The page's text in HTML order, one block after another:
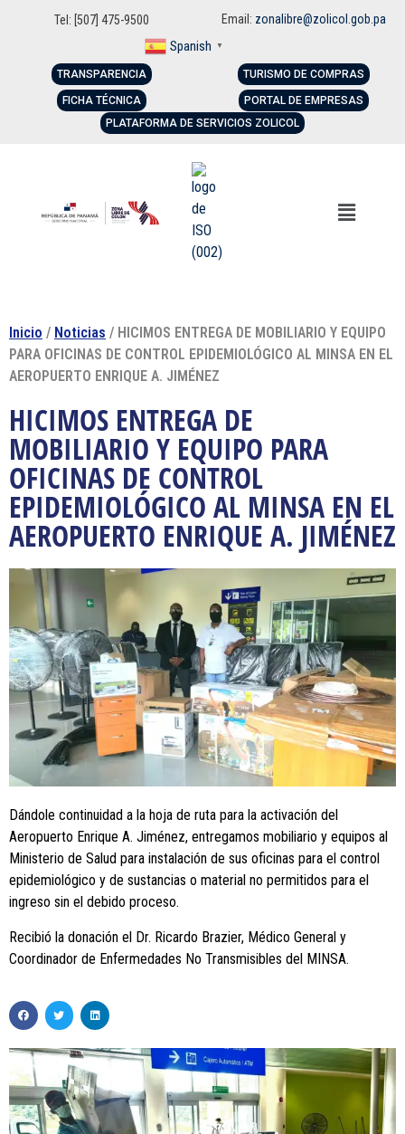
Tel: [507] 475-9500 Email: zonalibre@zolicol.gob.pa
Spanish ▼
TRANSPARENCIA
FICHA TÉCNICA
TURISMO DE COMPRAS
PORTAL DE EMPRESAS
PLATAFORMA DE SERVICIOS ZOLICOL
Inicio / Noticias / HICIMOS ENTREGA DE MOBILIARIO Y EQUIPO
PARA OFICINAS DE CONTROL EPIDEMIOLÓGICO AL MINSA EN EL
AEROPUERTO ENRIQUE A. JIMÉNEZ
HICIMOS ENTREGA DE
MOBILIARIO Y EQUIPO PARA
OFICINAS DE CONTROL
EPIDEMIOLÓGICO AL MINSA EN EL
AEROPUERTO ENRIQUE A. JIMÉNEZ
Dándole continuidad a la hoja de ruta para la activación del
Aeropuerto Enrique A. Jiménez, entregamos mobiliario y equipos al
Ministerio de Salud para instalación de sus oficinas para el control
epidemiológico y de sustancias o material no permitidos para el
ingreso sin el debido proceso.
Recibió la donación el Dr. Ricardo Brazier, Médico General y
Coordinador de Enfermedades No Transmisibles del MINSA.